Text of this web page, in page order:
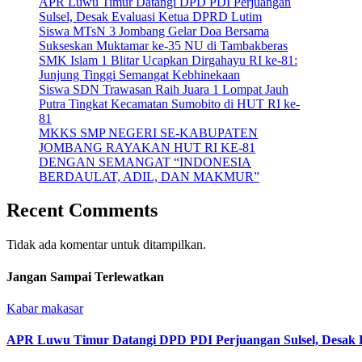
Sulsel, Desak Evaluasi Ketua DPRD Lutim
Siswa MTsN 3 Jombang Gelar Doa Bersama
Sukseskan Muktamar ke-35 NU di Tambakberas
SMK Islam 1 Blitar Ucapkan Dirgahayu RI ke-81:
Junjung Tinggi Semangat Kebhinekaan
Siswa SDN Trawasan Raih Juara 1 Lompat Jauh
Putra Tingkat Kecamatan Sumobito di HUT RI ke-
81
MKKS SMP NEGERI SE-KABUPATEN
JOMBANG RAYAKAN HUT RI KE-81
DENGAN SEMANGAT “INDONESIA
BERDAULAT, ADIL, DAN MAKMUR”
Recent Comments
Tidak ada komentar untuk ditampilkan.
Jangan Sampai Terlewatkan
Kabar makasar
APR Luwu Timur Datangi DPD PDI Perjuangan Sulsel,